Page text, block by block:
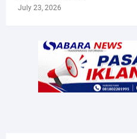
July 23, 2026